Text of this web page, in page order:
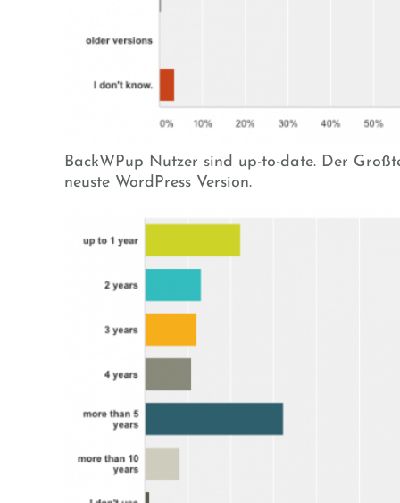
BackWPup Nutzer sind up-to-date. Der
neuste WordPress Version.